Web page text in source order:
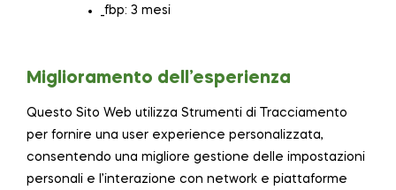
_fbp: 3 mesi
Miglioramento dell’esperienza
Questo Sito Web utilizza Strumenti di Tracciamento
per fornire una user experience personalizzata,
consentendo una migliore gestione delle impostazioni
personali e l’interazione con network e piattaforme